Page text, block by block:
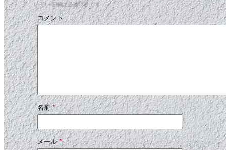
いている欄は必須項目です
コメント
名前*
メール*